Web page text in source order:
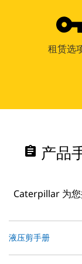
租赁选
assignment 产品
Caterpillar 为
液压剪手册